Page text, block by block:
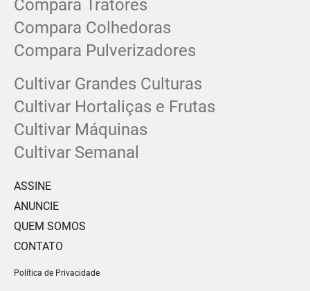
Compara Tratores
Compara Colhedoras
Compara Pulverizadores
Cultivar Grandes Culturas
Cultivar Hortaliças e Frutas
Cultivar Máquinas
Cultivar Semanal
ASSINE
ANUNCIE
QUEM SOMOS
CONTATO
Política de Privacidade